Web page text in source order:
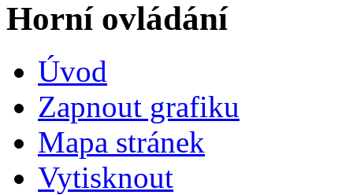
Horní ovládání
Úvod
Zapnout grafiku
Mapa stránek
Vytisknout